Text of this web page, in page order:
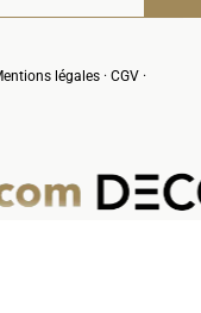
légales · CGV ·